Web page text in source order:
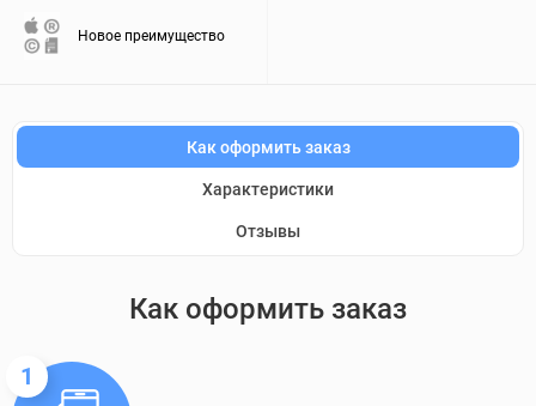
Новое преимущество
Как оформить заказ
Характеристики
Отзывы
Как оформить заказ
1